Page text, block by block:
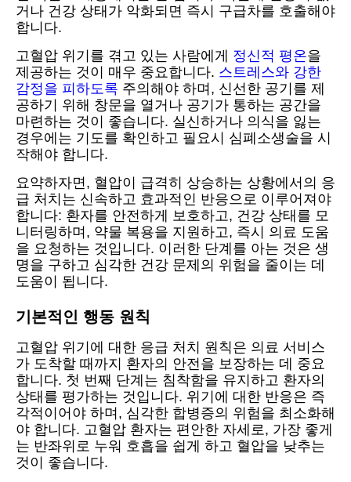
거나 건강 상태가 악화되면 즉시 구급차를 호출해야
합니다.
고혈압 위기를 겪고 있는 사람에게 정신적 평온을
제공하는 것이 매우 중요합니다. 스트레스와 강한
감정을 피하도록 주의해야 하며, 신선한 공기를 제
공하기 위해 창문을 열거나 공기가 통하는 공간을
마련하는 것이 좋습니다. 실신하거나 의식을 잃는
경우에는 기도를 확인하고 필요시 심폐소생술을 시
작해야 합니다.
요약하자면, 혈압이 급격히 상승하는 상황에서의 응
급 처치는 신속하고 효과적인 반응으로 이루어져야
합니다: 환자를 안전하게 보호하고, 건강 상태를 모
니터링하며, 약물 복용을 지원하고, 즉시 의료 도움
을 요청하는 것입니다. 이러한 단계를 아는 것은 생
명을 구하고 심각한 건강 문제의 위험을 줄이는 데
도움이 됩니다.
기본적인 행동 원칙
고혈압 위기에 대한 응급 처치 원칙은 의료 서비스
가 도착할 때까지 환자의 안전을 보장하는 데 중요
합니다. 첫 번째 단계는 침착함을 유지하고 환자의
상태를 평가하는 것입니다. 위기에 대한 반응은 즉
각적이어야 하며, 심각한 합병증의 위험을 최소화해
야 합니다. 고혈압 환자는 편안한 자세로, 가장 좋게
는 반좌위로 누워 호흡을 쉽게 하고 혈압을 낮추는
것이 좋습니다.